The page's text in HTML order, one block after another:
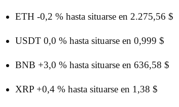
ETH -0,2 % hasta situarse en 2.275,56 $
USDT 0,0 % hasta situarse en 0,999 $
BNB +3,0 % hasta situarse en 636,58 $
XRP +0,4 % hasta situarse en 1,38 $